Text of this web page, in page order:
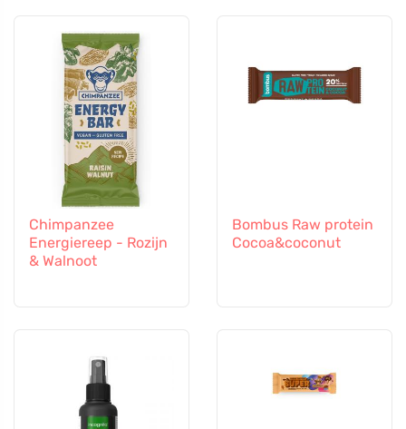
Chimpanzee
Energiereep - Rozijn
& Walnoot
Bombus Raw protein
Cocoa&coconut